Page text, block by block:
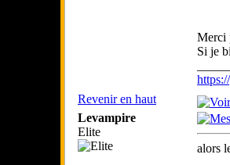
Merci
Si je
Revenir en haut
Levampire
Elite
alors